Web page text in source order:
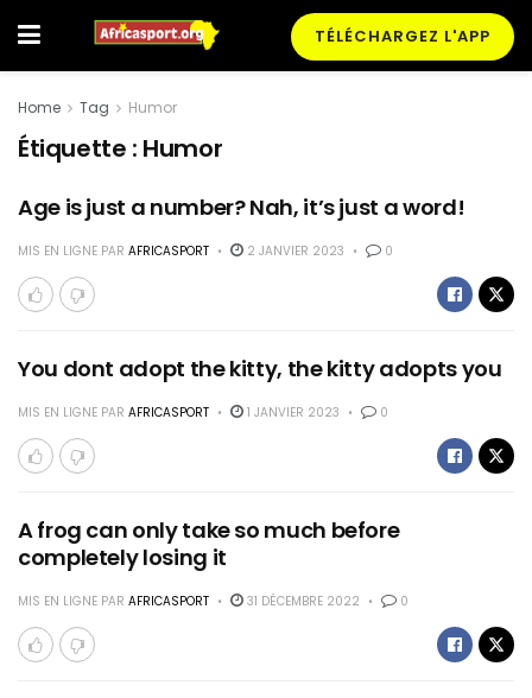
TÉLÉCHARGEZ L'APP
Home Tag Humor
Étiquette : Humor
Age is just a number? Nah, it’s just a word!
MIS EN LIGNE PAR AFRICASPORT 2 JANVIER 2023 0
You dont adopt the kitty, the kitty adopts you
MIS EN LIGNE PAR AFRICASPORT 1 JANVIER 2023 0
A frog can only take so much before
completely losing it
MIS EN LIGNE PAR AFRICASPORT 31 DÉCEMBRE 2022 0